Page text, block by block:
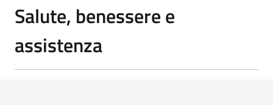
Salute, benessere e
assistenza